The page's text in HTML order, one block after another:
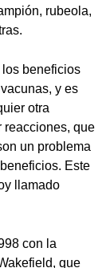
rubeola,
beneficios
y es
otra
reacciones, que
un problema
Este
llamado
con la
que